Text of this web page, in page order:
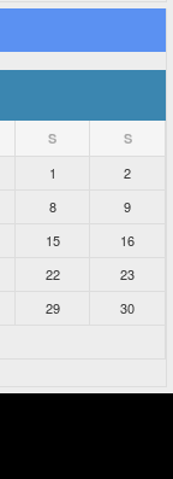
S S
1
2
8
9
15
16
22
23
29
30